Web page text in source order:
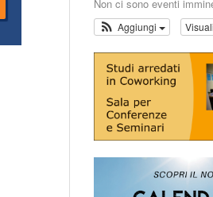
Non ci sono eventi
Aggiungi